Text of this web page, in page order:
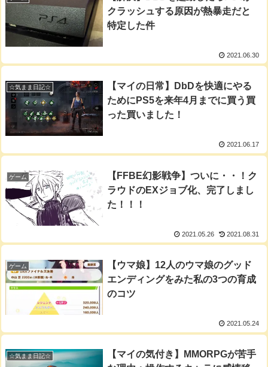
クラッシュする原因が熱暴走だと
特定した件
2021.06.30
☆気まま日記☆
【マイの日常】DbDを快適にやる
ためにPS5を来年4月までに買う買
った買いました！
2021.06.17
ゲーム
【FFBE幻影戦争】ついに・・！ク
ラウドのEXジョブ化、完了しまし
た！！！
2021.05.26 2021.08.31
ゲーム
【ウマ娘】12人のウマ娘のグッド
エンディングをみた私の3つの育成
のコツ
2021.05.24
☆気まま日記☆
【マイの気付き】MMORPGが苦手